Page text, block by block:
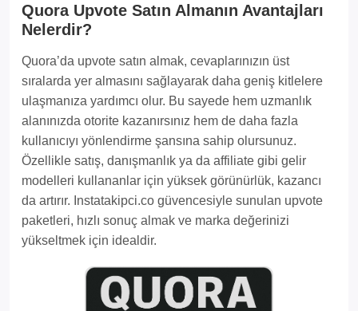
Quora Upvote Satın Almanın Avantajları
Nelerdir?
Quora’da upvote satın almak, cevaplarınızın üst
sıralarda yer almasını sağlayarak daha geniş kitlelere
ulaşmanıza yardımcı olur. Bu sayede hem uzmanlık
alanınızda otorite kazanırsınız hem de daha fazla
kullanıcıyı yönlendirme şansına sahip olursunuz.
Özellikle satış, danışmanlık ya da affiliate gibi gelir
modelleri kullananlar için yüksek görünürlük, kazancı
da artırır. Instatakipci.co güvencesiyle sunulan upvote
paketleri, hızlı sonuç almak ve marka değerinizi
yükseltmek için idealdir.